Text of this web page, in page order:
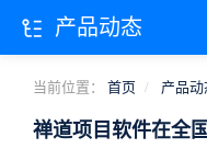
当前位置： 首页 产品动
禅道项目软件在全
产品动态